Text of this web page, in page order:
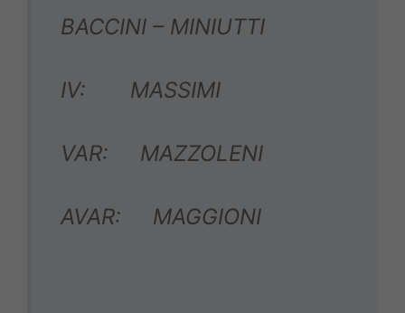
BACCINI – MINIUTTI
IV: MASSIMI
VAR: MAZZOLENI
AVAR: MAGGIONI